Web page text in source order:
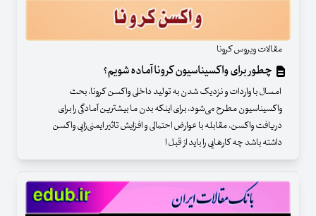
مقالات ویروس کرونا
چطور برای واکسیناسیون کرونا آماده شویم؟
امسال با واردات و نزدیک شدن به تولید داخلی واکسن کرونا، بحث
واکسیناسیون مطرح می‌شود، برای اینکه بدن ما بیشترین آمادگی را برای
دریافت واکسن، مقابله با عوارض احتمالی و افزایش تاثیر ایمنی‌زایی واکسن
داشته باشد چه کارهایی را باید از قبل ا